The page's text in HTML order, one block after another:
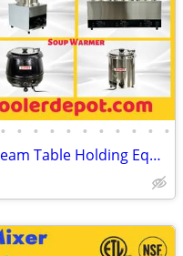
• • • • • • • • • • •
Electric Food Warmer LP NG Steam Table Holding Equipment